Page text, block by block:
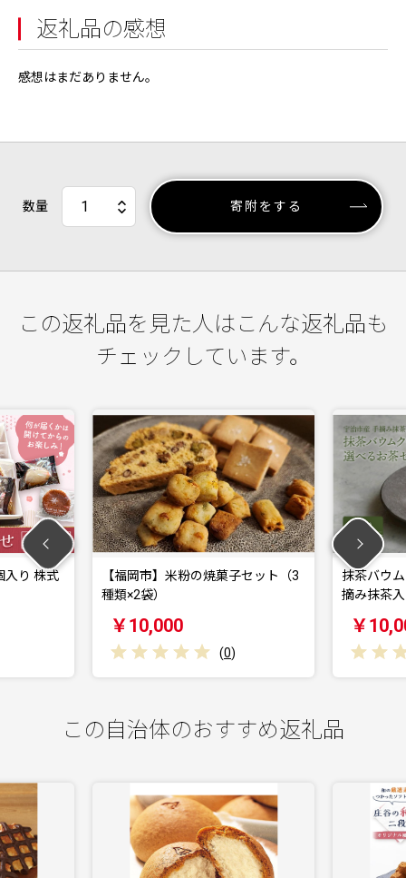
返礼品の感想
感想はまだありません。
数量 寄附をする
この返礼品を見た人はこんな返礼品も
チェックしています。
入り 株式
【福岡市】米粉の焼菓子セット（3
種類×2袋）
￥10,000
(0)
抹茶バウ
摘み抹茶
￥
この自治体のおすすめ返礼品